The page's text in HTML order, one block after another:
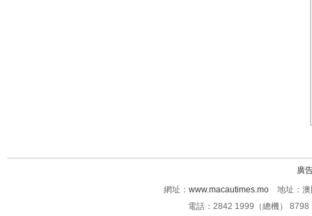
廣
網址： www.macautimes.mo 地址：澳
電話：2842 1999（總機）